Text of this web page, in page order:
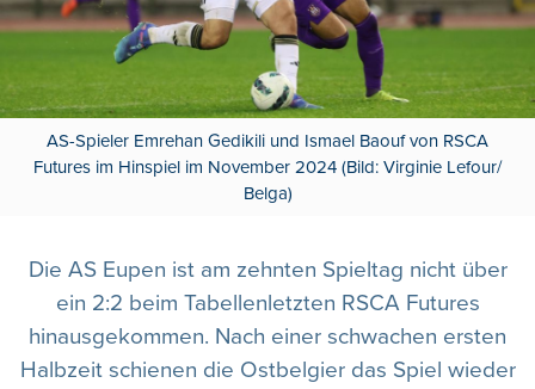
AS-Spieler Emrehan Gedikili und Ismael Baouf von RSCA
Futures im Hinspiel im November 2024 (Bild: Virginie Lefour/
Belga)
Die AS Eupen ist am zehnten Spieltag nicht über
ein 2:2 beim Tabellenletzten RSCA Futures
hinausgekommen. Nach einer schwachen ersten
Halbzeit schienen die Ostbelgier das Spiel wieder